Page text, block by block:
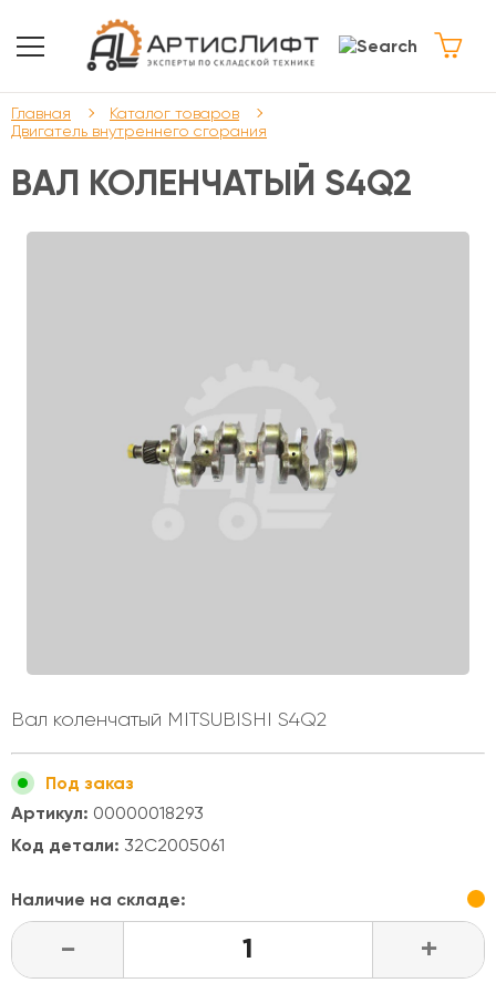
Главная
Каталог товаров
Двигатель внутреннего сгорания
ВАЛ КОЛЕНЧАТЫЙ S4Q2
Вал коленчатый MITSUBISHI S4Q2
Под заказ
Артикул: 00000018293
Код детали: 32C2005061
Наличие на складе:
- +